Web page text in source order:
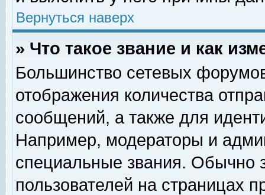
Вернуться наверх
» Что такое звание и как
Большинство сетевых
отображения количества
сообщений, а также для
Например, модераторы и
специальные звания. Обычно
пользователей на страницах